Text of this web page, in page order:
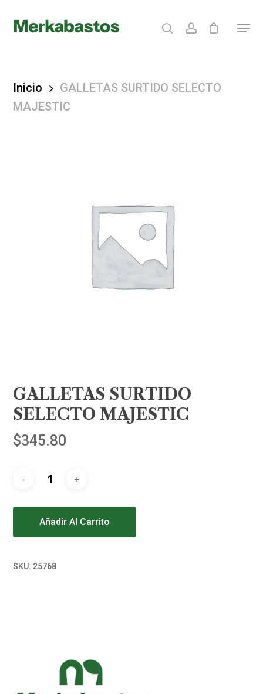
searchaccount Menu
Inicio
GALLETAS SURTIDO SELECTO
MAJESTIC
GALLETAS SURTIDO
SELECTO MAJESTIC
$345.80
Añadir Al Carrito
SKU: 25768
Close